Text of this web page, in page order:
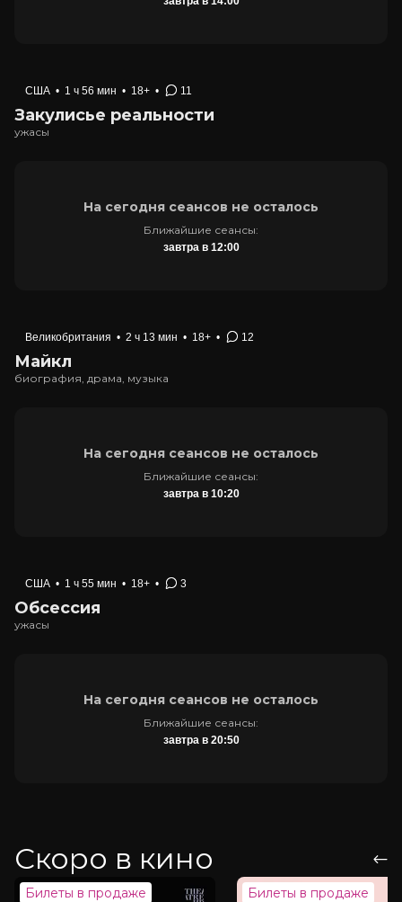
США • 1 ч 56 мин • 18+ • 11
Закулисье реальности
ужасы
На сегодня сеансов не осталось
Ближайшие сеансы:
завтра в 12:00
Великобритания • 2 ч 13 мин • 18+ • 12
Майкл
биография, драма, музыка
На сегодня сеансов не осталось
Ближайшие сеансы:
завтра в 10:20
США • 1 ч 55 мин • 18+ • 3
Обсессия
ужасы
На сегодня сеансов не осталось
Ближайшие сеансы:
завтра в 20:50
Скоро в кино
Билеты в продаже Билеты в продаже